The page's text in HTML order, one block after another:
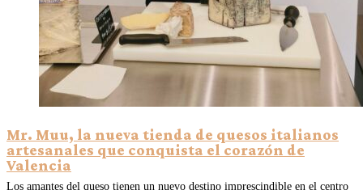
Mr. Muu, la nueva tienda de quesos italianos
artesanales que conquista el corazón de
Valencia
Los amantes del queso tienen un nuevo destino imprescindible en el centro